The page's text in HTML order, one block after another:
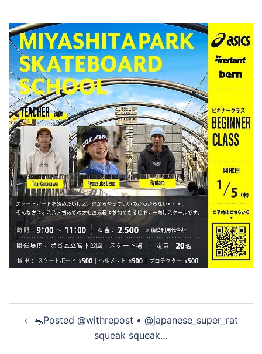
🐀Posted @withrepost • @japanese_super_rat
squeak squeak…